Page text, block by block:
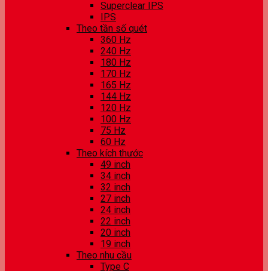
Superclear IPS
IPS
Theo tần số quét
360 Hz
240 Hz
180 Hz
170 Hz
165 Hz
144 Hz
120 Hz
100 Hz
75 Hz
60 Hz
Theo kích thước
49 inch
34 inch
32 inch
27 inch
24 inch
22 inch
20 inch
19 inch
Theo nhu cầu
Type C